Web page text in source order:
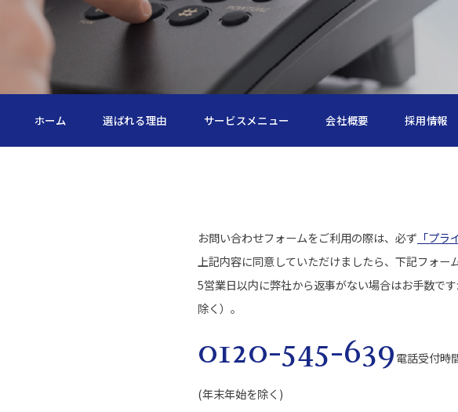
ホーム 選ばれる理由 サービスメニュー 会社概要 採用情報
お問い合わせフォームをご利用の際は、必ず 「プラ
上記内容に同意していただけましたら、下記フォ
5営業日以内に弊社から返事がない場合はお手数で
除く）。
0120-545-639電話受付時
(年末年始を除く)